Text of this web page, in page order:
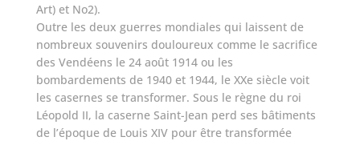
Art) et No2).
Outre les deux guerres mondiales qui laissent de
nombreux souvenirs douloureux comme le sacrifice
des Vendéens le 24 août 1914 ou les
bombardements de 1940 et 1944, le XXe siècle voit
les casernes se transformer. Sous le règne du roi
Léopold II, la caserne Saint-Jean perd ses bâtiments
de l’époque de Louis XIV pour être transformée